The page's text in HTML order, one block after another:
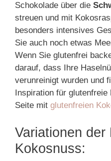
Schokolade über die
streuen und mit
besonders intensives
Sie auch noch etwas
Wenn Sie glutenfrei
darauf, dass Ihre
verunreinigt wurden und
Inspiration für
Seite mit glutenfreien
Variationen der
Kokosnuss: